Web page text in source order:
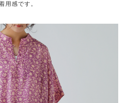
用感です。